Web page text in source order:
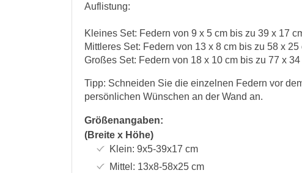
Auflistung:
Kleines Set: Federn von 9 x 5 cm bis zu 39 x 17
Mittleres Set: Federn von 13 x 8 cm bis zu 58 x 25
Großes Set: Federn von 18 x 10 cm bis zu 77 x 34
Tipp: Schneiden Sie die einzelnen Federn vor
persönlichen Wünschen an der Wand an.
Größenangaben:
(Breite x Höhe)
Klein: 9x5-39x17 cm
Mittel: 13x8-58x25cm